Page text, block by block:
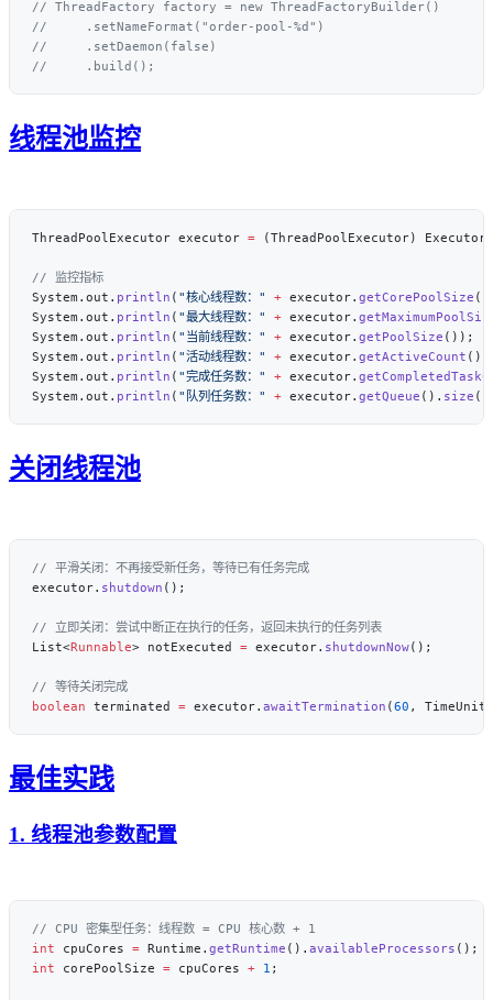
线程池监控
ThreadPoolExecutor executor = (ThreadPoolExecutor)
System.out. println ( "核心线程数：" + executor. getCorePoolSize
System.out. println ( "最大线程数：" + executor.
System.out. println ( "当前线程数：" + executor. getPoolSize
System.out. println ( "活动线程数：" + executor. getActiveCount
System.out. println ( "完成任务数：" + executor.
System.out. println ( "队列任务数：" + executor. getQueue (). size
关闭线程池
executor. shutdown
List<Runnable> notExecuted = executor. shutdownNow
boolean terminated = executor. awaitTermination (60
最佳实践
1. 线程池参数配置
int cpuCores = Runtime. getRuntime (). availableProcessors
int corePoolSize = cpuCores + 1